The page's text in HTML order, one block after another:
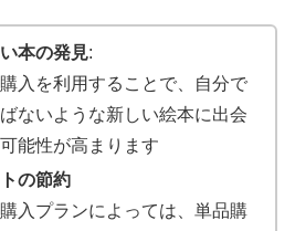
本の発見:
入を利用することで、自分で
ないような新しい絵本に出会
能性が高まります
の節約
入プランによっては、単品購